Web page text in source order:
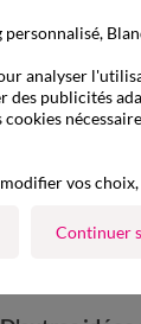
analyser
des publicités
cookies
vos
Continuer